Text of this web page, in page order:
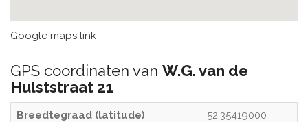
Google maps link
GPS coordinaten van W.G. van de
Hulststraat 21
Breedtegraad (latitude) 52.35419000